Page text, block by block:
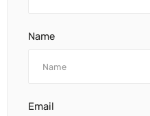
Name
Email